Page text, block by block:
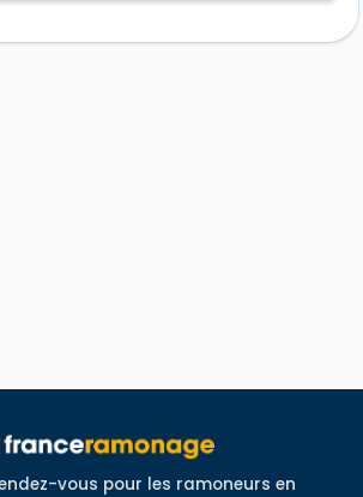
vous pour les ramoneurs en